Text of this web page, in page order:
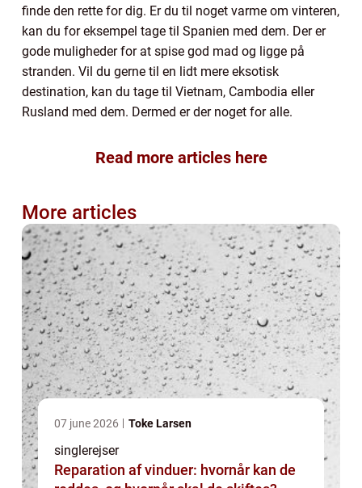
finde den rette for dig. Er du til noget varme om vinteren,
kan du for eksempel tage til Spanien med dem. Der er
gode muligheder for at spise god mad og ligge på
stranden. Vil du gerne til en lidt mere eksotisk
destination, kan du tage til Vietnam, Cambodia eller
Rusland med dem. Dermed er der noget for alle.
Read more articles here
More articles
07 june 2026 Toke Larsen
singlerejser
Reparation af vinduer: hvornår kan de